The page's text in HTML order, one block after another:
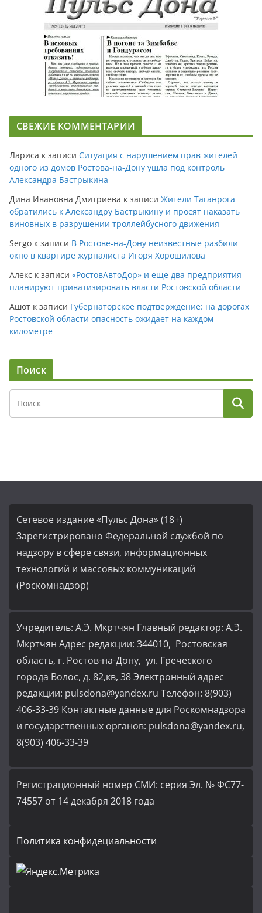
СВЕЖИЕ КОММЕНТАРИИ
Лариса к записи Ситуация с нарушением прав жителей
одного из домов Ростова-на-Дону ушла под контроль
Александра Бастрыкина
Дина Ивановна Дмитриева к записи Жители Таганрога
обратились к Александру Бастрыкину и просят наказать
виновных в разрушении троллейбусного движения
Sergo к записи В Ростове-на-Дону неизвестные разбили
окно в квартире журналиста Игоря Хорошилова
Алекс к записи «РостовАвтоДор» и еще два предприятия
планируют приватизировать власти Ростовской области
Ашот к записи Губернаторское подтверждение: на дорогах
Ростовской области опасность ожидает на каждом
километре
Поиск
Сетевое издание «Пульс Дона» (18+)
Зарегистрировано Федеральной службой по
надзору в сфере связи, информационных
технологий и массовых коммуникаций
(Роскомнадзор)
Учредитель: А.Э. Мкртчян Главный редактор: А.Э.
Мкртчян Адрес редакции: 344010, Ростовская
область, г. Ростов-на-Дону, ул. Греческого
города Волос, д. 82,кв, 38 Электронный адрес
редакции: pulsdona@yandex.ru Телефон: 8(903)
406-33-39 Контактные данные для Роскомнадзора
и государственных органов: pulsdona@yandex.ru,
8(903) 406-33-39
Регистрационный номер СМИ: серия Эл. № ФС77-
74557 от 14 декабря 2018 года
Политика конфидециальности